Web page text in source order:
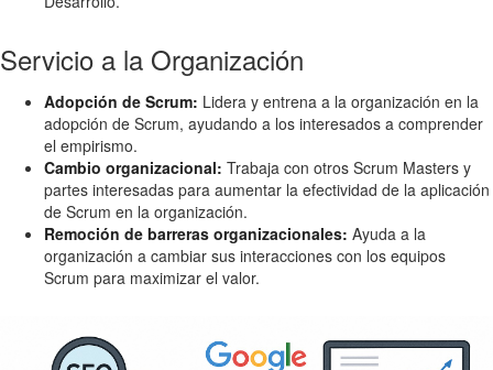
Servicio a la Organización
Adopción de Scrum: Lidera y entrena a la organización en la
adopción de Scrum, ayudando a los interesados a comprender
el empirismo.
Cambio organizacional: Trabaja con otros Scrum Masters y
partes interesadas para aumentar la efectividad de la aplicación
de Scrum en la organización.
Remoción de barreras organizacionales: Ayuda a la
organización a cambiar sus interacciones con los equipos
Scrum para maximizar el valor.